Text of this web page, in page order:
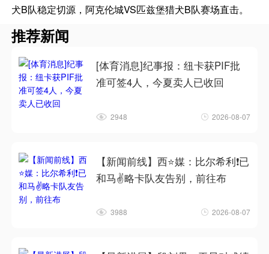
犬B队稳定切源，阿克伦城VS匹兹堡猎犬B队赛场直击。
推荐新闻
[体育消息]纪事报：纽卡获PIF批
准可签4人，今夏卖人已收回
2948 2026-08-07
【新闻前线】西⭐媒：比尔希利❗已
和马✌️略卡队友告别，前往布
3988 2026-08-07